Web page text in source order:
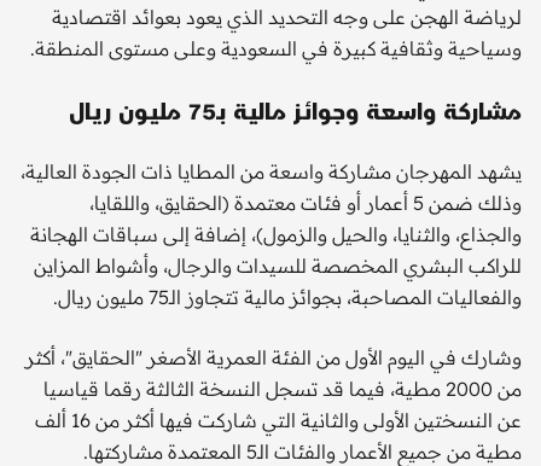
لرياضة الهجن على وجه التحديد الذي يعود بعوائد اقتصادية
وسياحية وثقافية كبيرة في السعودية وعلى مستوى المنطقة.
مشاركة واسعة وجوائز مالية بـ75 مليون ريال
يشهد المهرجان مشاركة واسعة من المطايا ذات الجودة العالية،
وذلك ضمن 5 أعمار أو فئات معتمدة (الحقايق، واللقايا،
والجذاع، والثنايا، والحيل والزمول)، إضافة إلى سباقات الهجانة
للراكب البشري المخصصة للسيدات والرجال، وأشواط المزاين
والفعاليات المصاحبة، بجوائز مالية تتجاوز الـ75 مليون ريال.
وشارك في اليوم الأول من الفئة العمرية الأصغر "الحقايق"، أكثر
من 2000 مطية، فيما قد تسجل النسخة الثالثة رقما قياسيا
عن النسختين الأولى والثانية التي شاركت فيها أكثر من 16 ألف
مطية من جميع الأعمار والفئات الـ5 المعتمدة مشاركتها.